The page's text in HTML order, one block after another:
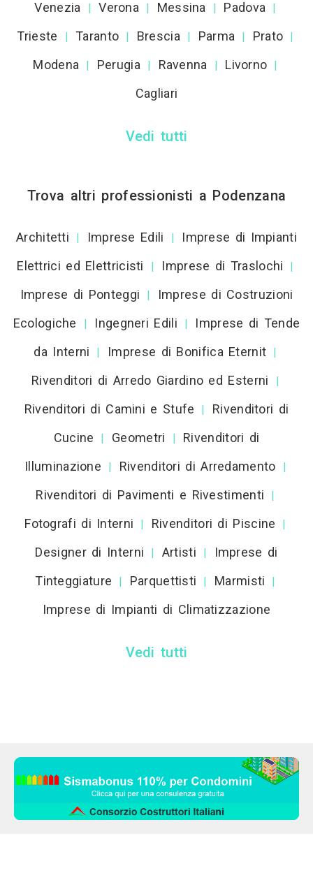
Venezia | Verona | Messina | Padova |
Trieste | Taranto | Brescia | Parma | Prato |
Modena | Perugia | Ravenna | Livorno |
Cagliari
Vedi tutti
Trova altri professionisti a Podenzana
Architetti | Imprese Edili |
Imprese di Impianti
Elettrici ed Elettricisti
| Imprese di Traslochi |
Imprese di Ponteggi |
Imprese di Costruzioni
Ecologiche
| Ingegneri Edili |
Imprese di Tende
da Interni
| Imprese di Bonifica Eternit |
Rivenditori di Arredo Giardino ed Esterni |
Rivenditori di Camini e Stufe |
Rivenditori di
Cucine
| Geometri |
Rivenditori di
Illuminazione
| Rivenditori di Arredamento |
Rivenditori di Pavimenti e Rivestimenti |
Fotografi di Interni | Rivenditori di Piscine |
Designer di Interni | Artisti |
Imprese di
Tinteggiature
| Parquettisti | Marmisti |
Imprese di Impianti di Climatizzazione
Vedi tutti